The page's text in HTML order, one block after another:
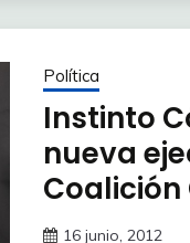
Política
Instinto
nueva
16 junio, 2012